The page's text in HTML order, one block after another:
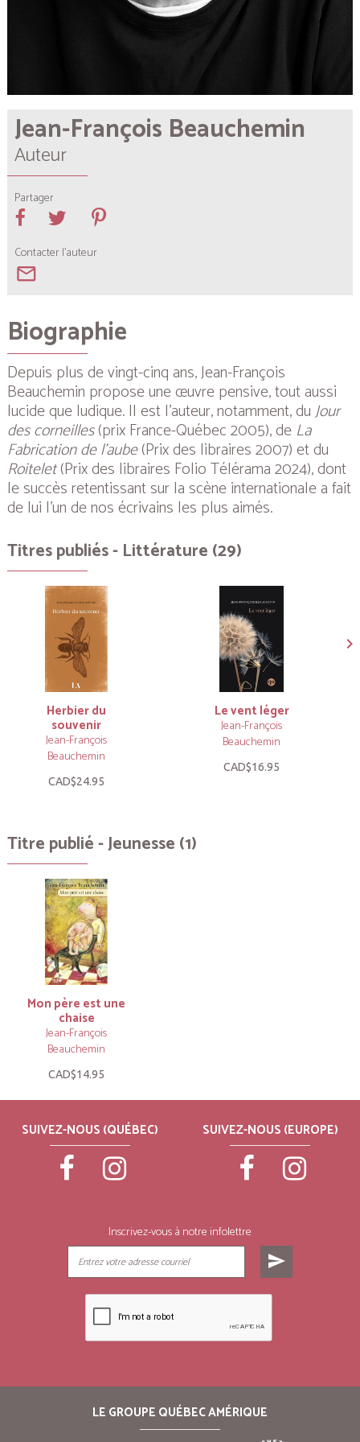
Jean-François Beauchemin
Auteur
Partager
Contacter l'auteur
mail_outline
Biographie
Depuis plus de vingt-cinq ans, Jean-François
Beauchemin propose une œuvre pensive, tout aussi
lucide que ludique. Il est l’auteur, notamment, duJour
descorneilles(prix France-Québec 2005), de La
Fabrication de l’aube(Prix des libraires 2007) et du
Roitelet(Prix des libraires Folio Télérama 2024), dont
le succès retentissant sur la scène internationale a fait
de lui l’un de nos écrivains les plus aimés.
Titres publiés - Littérature (29)
Herbier du
souvenir
Jean-François
Beauchemin
CAD$24.95
Le vent léger
Jean-François
Beauchemin
CAD$16.95
Titre publié - Jeunesse (1)
Mon père est une
chaise
Jean-François
Beauchemin
CAD$14.95
SUIVEZ-NOUS (QUÉBEC) SUIVEZ-NOUS (EUROPE)
Inscrivez-vous à notre infolettre
send
LE GROUPE QUÉBEC AMÉRIQUE